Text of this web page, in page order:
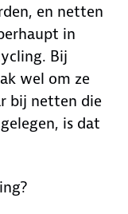
en netten
in
Bij
wel om ze
bij netten die
is dat